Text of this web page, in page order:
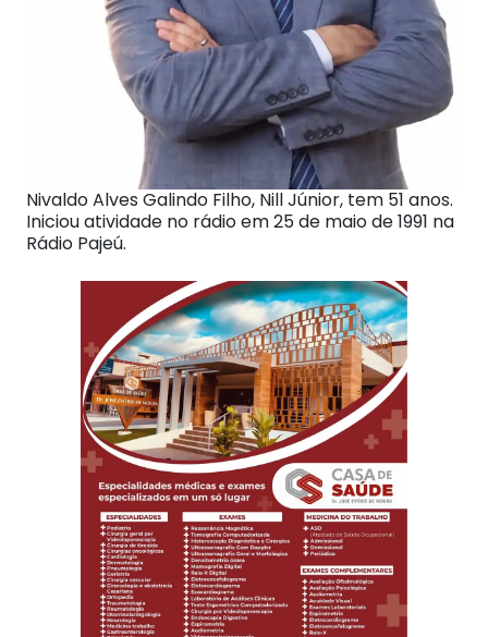
Nivaldo Alves Galindo Filho, Nill Júnior, tem 51 anos.
Iniciou atividade no rádio em 25 de maio de 1991 na
Rádio Pajeú.